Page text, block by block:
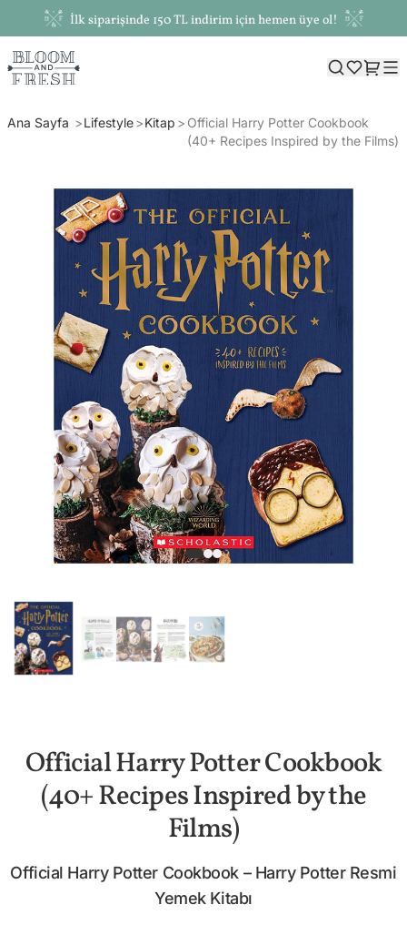
İlk siparişinde 150 TL indirim için hemen üye ol!
Ana Sayfa Lifestyle Kitap
Official Harry Potter Cookbook
(40+ Recipes Inspired by the Films)
Official Harry Potter Cookbook
(40+ Recipes Inspired by the
Films)
Official Harry Potter Cookbook – Harry Potter Resmi
Yemek Kitabı